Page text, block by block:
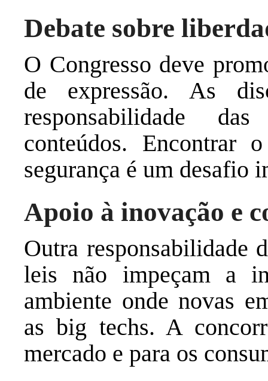
Debate sobre
O Congresso deve
de expressão. As
responsabilidade
conteúdos. Encontrar
segurança é um desafio
Apoio à inovação e
Outra responsabilidade
leis não impeçam a
ambiente onde novas
as big techs. A
mercado e para os